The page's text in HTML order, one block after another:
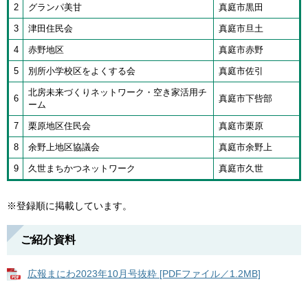
2 グランパ美甘 真庭市黒田
3 津田住民会 真庭市旦土
4 赤野地区 真庭市赤野
5 別所小学校区をよくする会 真庭市佐引
6
北房未来づくりネットワーク・空き家活用チ
ーム
真庭市下呰部
7 栗原地区住民会 真庭市栗原
8 余野上地区協議会 真庭市余野上
9 久世まちかつネットワーク 真庭市久世
※登録順に掲載しています。
ご紹介資料
広報まにわ2023年10月号抜粋 [PDFファイル／1.2MB]